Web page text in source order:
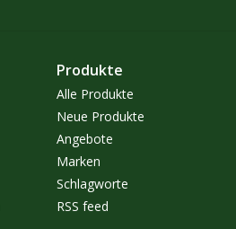
Produkte
Alle Produkte
Neue Produkte
Angebote
Marken
Schlagworte
RSS feed